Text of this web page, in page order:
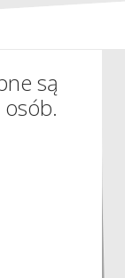
są